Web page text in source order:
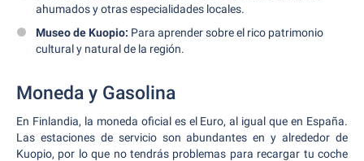
ahumados y otras especialidades locales.
Museo de Kuopio: Para aprender sobre el rico patrimonio
cultural y natural de la región.
Moneda y Gasolina
En Finlandia, la moneda oficial es el Euro, al igual que en España.
Las estaciones de servicio son abundantes en y alrededor de
Kuopio, por lo que no tendrás problemas para recargar tu coche